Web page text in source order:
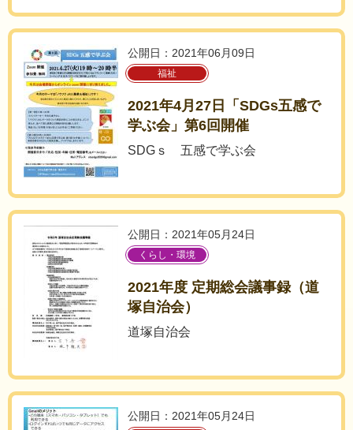
公開日：2021年06月09日
福祉
2021年4月27日「SDGs五感で
学ぶ会」第6回開催
SDGｓ 五感で学ぶ会
公開日：2021年05月24日
くらし・環境
2021年度 定期総会議事録（道
塚自治会）
道塚自治会
公開日：2021年05月24日